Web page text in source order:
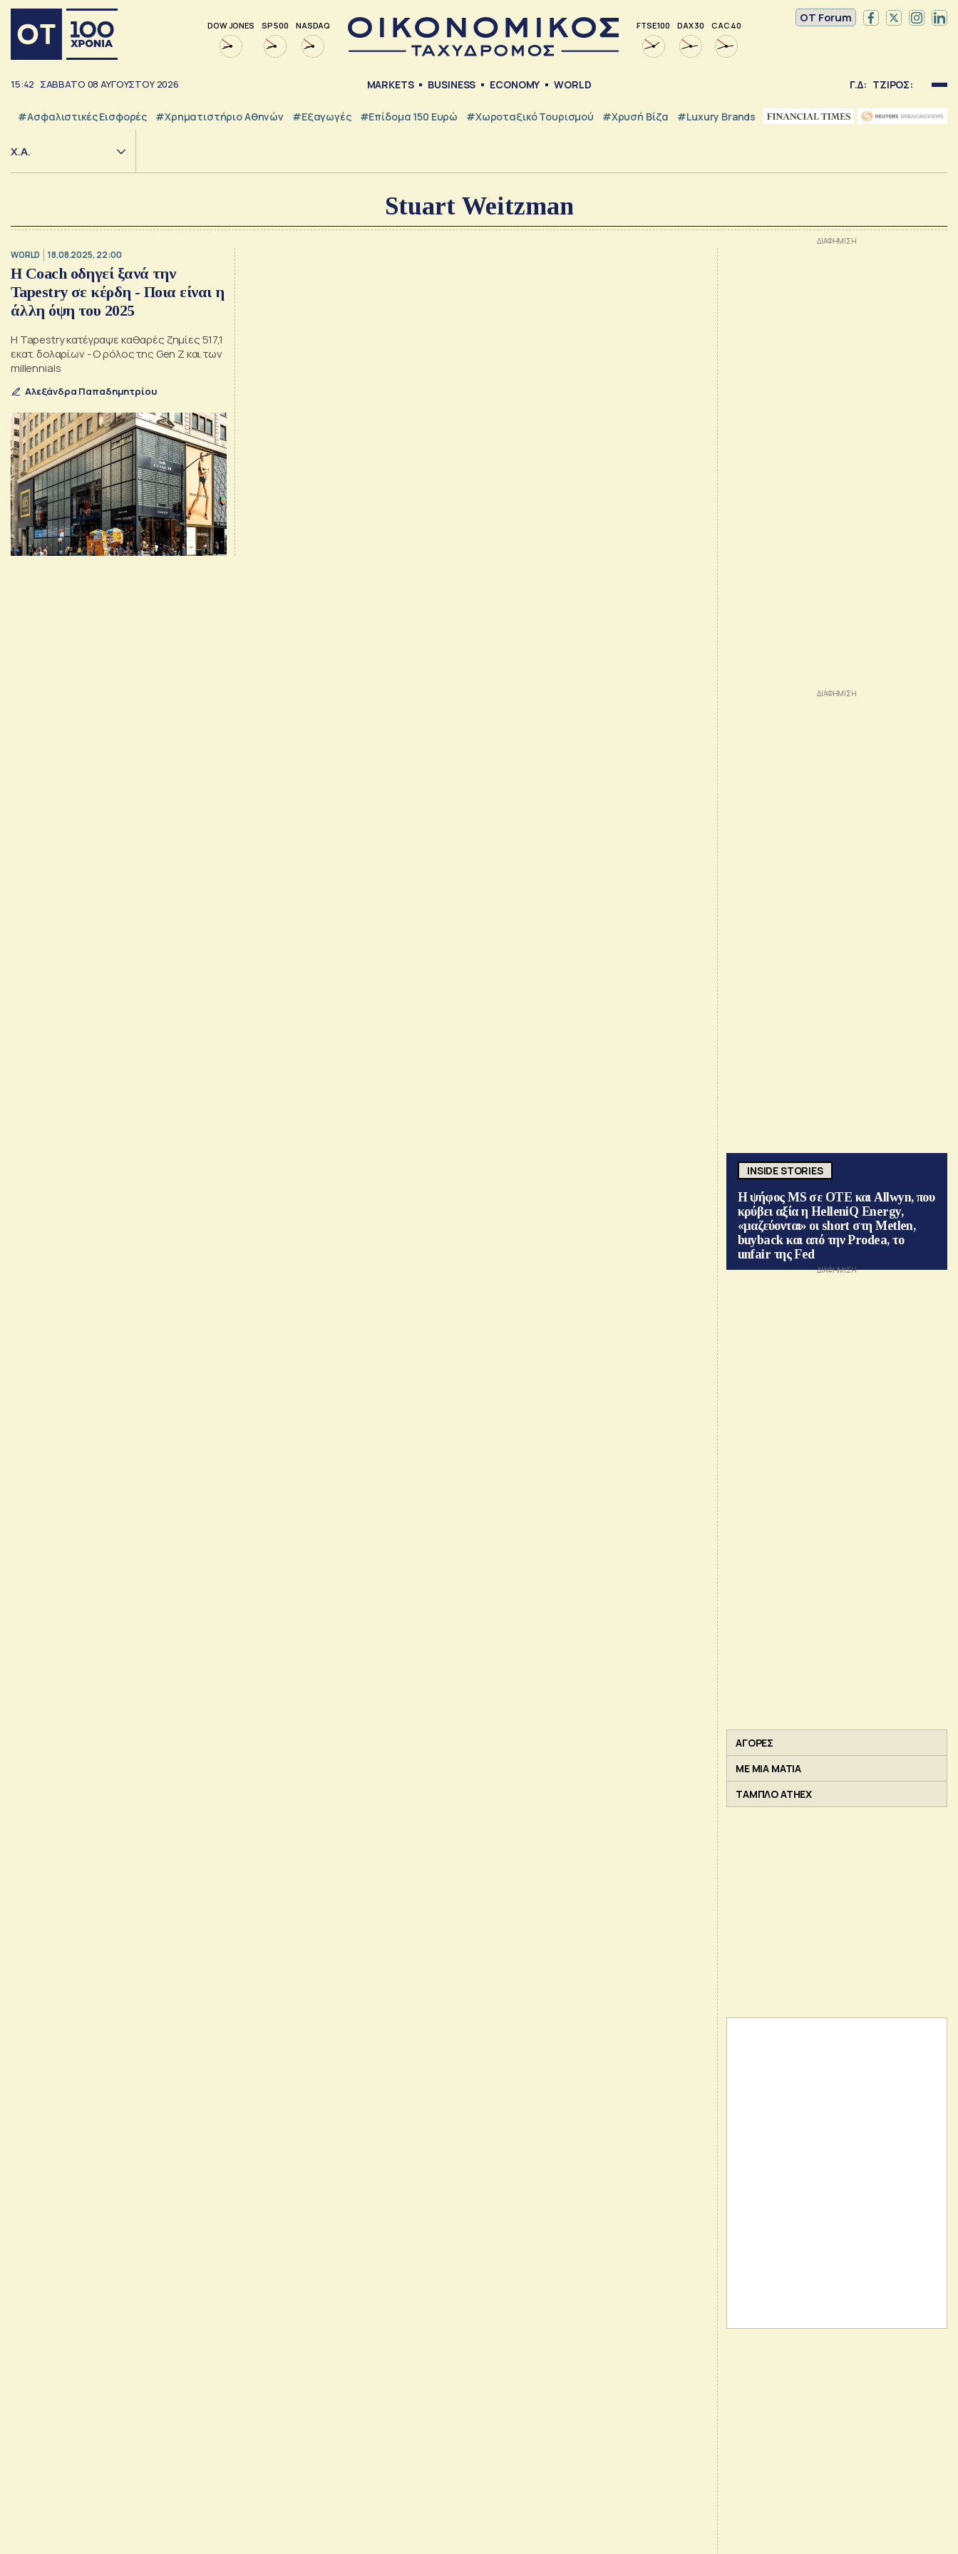
DOW JONES SP 500 NASDAQ FTSE 100 DAX 30 CAC 40
OT Forum
15:42 ΣΑΒΒΑΤΟ 08 ΑΥΓΟΥΣΤΟΥ 2026 MARKETS BUSINESS ECONOMY WORLD Γ.Δ: ΤΖΙΡΟΣ:
#Ασφαλιστικές Εισφορές #Χρηματιστήριο Αθηνών #εξαγωγές #Επίδομα 150 Ευρώ #Χωροταξικό Τουρισμού #Χρυσή Βίζα #luxury Brands
Χ.Α.
Stuart Weitzman
WORLD 18.08.2025, 22:00
Η Coach οδηγεί ξανά την
Tapestry σε κέρδη - Ποια είναι η
άλλη όψη του 2025
Η Tapestry κατέγραψε καθαρές ζημίες 517,1
εκατ. δολαρίων - Ο ρόλος της Gen Z και των
millennials
Αλεξάνδρα Παπαδημητρίου
INSIDE STORIES
Η ψήφος MS σε ΟΤΕ και Allwyn, που
κρύβει αξία η HelleniQ Energy,
«μαζεύονται» οι short στη Metlen,
buyback και από την Prodea, το
unfair της Fed
ΑΓΟΡΕΣ
ΜΕ ΜΙΑ ΜΑΤΙΑ
ΤΑΜΠΛΟ ATHEX